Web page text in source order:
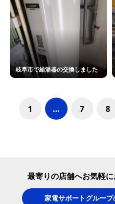
岐阜市で給湯器の交換しました
1 … 7 8
最寄りの店舗へお気軽
家電サポートグルー